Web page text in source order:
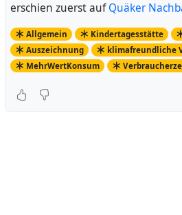
erschien zuerst aufQuäker
Allgemein Kindertagesstätte
Auszeichnung
klimafreundliche
MehrWertKonsum